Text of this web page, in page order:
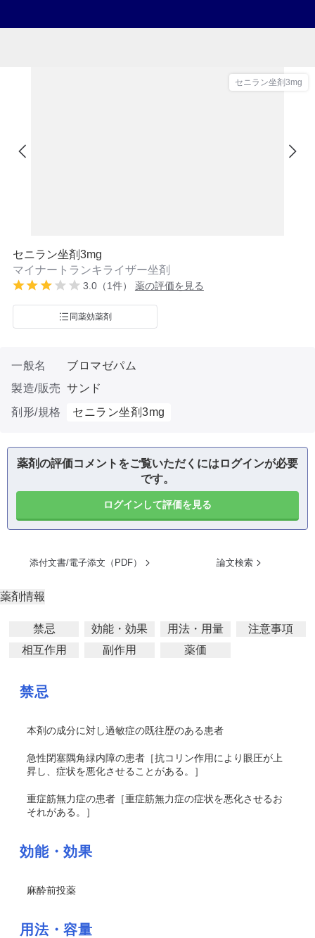
セニラン坐剤3mg
セニラン坐剤3mg
マイナートランキライザー坐剤
3.0（1件） 薬の評価を見る
同薬効薬剤
一般名
ブロマゼパム
製造/販売 サンド
剤形/規格
セニラン坐剤3mg
薬剤の評価コメントをご覧いただくにはログインが必要
です。
ログインして評価を見る
添付文書/電子添文（PDF） 論文検索
薬剤情報
禁忌 効能・効果 用法・用量
注意事項
相互作用
副作用 薬価
禁忌
本剤の成分に対し過敏症の既往歴のある患者
急性閉塞隅角緑内障の患者［抗コリン作用により眼圧が上
昇し、症状を悪化させることがある。
］
重症筋無力症の患者［重症筋無力症の症状を悪化させるお
それがある。］
効能・効果
麻酔前投薬
用法・容量